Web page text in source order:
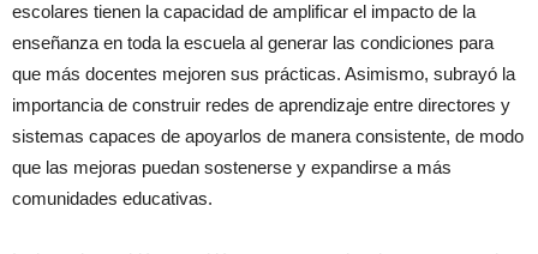
escolares tienen la capacidad de amplificar el impacto de la
enseñanza en toda la escuela al generar las condiciones para
que más docentes mejoren sus prácticas. Asimismo, subrayó la
importancia de construir redes de aprendizaje entre directores y
sistemas capaces de apoyarlos de manera consistente, de modo
que las mejoras puedan sostenerse y expandirse a más
comunidades educativas.